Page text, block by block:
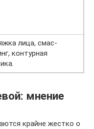
лица, смас-
контурная
мнение
крайне жестко о